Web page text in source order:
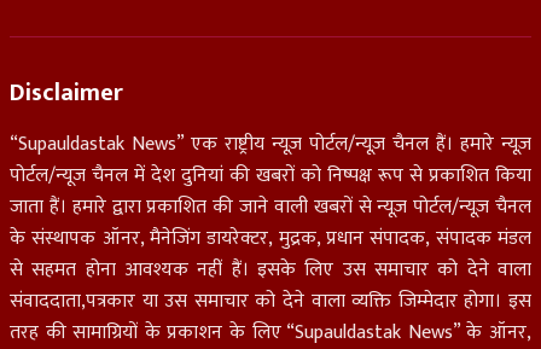
Disclaimer
“Supauldastak News” एक राष्ट्रीय न्यूज़ पोर्टल/न्यूज़ चैनल हैं। हमारे न्यूज़
पोर्टल/न्यूज चैनल में देश दुनियां की खबरों को निष्पक्ष रूप से प्रकाशित किया
जाता हैं। हमारे द्वारा प्रकाशित की जाने वाली खबरों से न्यूज़ पोर्टल/न्यूज़ चैनल
के संस्थापक ऑनर, मैनेजिंग डायरेक्टर, मुद्रक, प्रधान संपादक, संपादक मंडल
से सहमत होना आवश्यक नहीं हैं। इसके लिए उस समाचार को देने वाला
संवाददाता,पत्रकार या उस समाचार को देने वाला व्यक्ति जिम्मेदार होगा। इस
तरह की सामाग्रियों के प्रकाशन के लिए “Supauldastak News” के ऑनर,